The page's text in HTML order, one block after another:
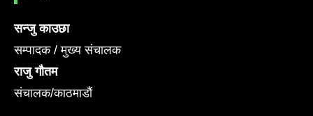
सन्जु काउछा
सम्पादक / मुख्य संचालक
राजु गौतम
संचालक/काठमाडौं